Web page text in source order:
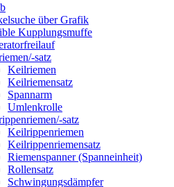
über Grafik
Kupplungsmuffe
satz
Keilriemen
Keilriemensatz
Spannarm
Umlenkrolle
satz
Keilrippenriemen
Keilrippenriemensatz
Riemenspanner (Spanneinheit)
Rollensatz
Schwingungsdämpfer